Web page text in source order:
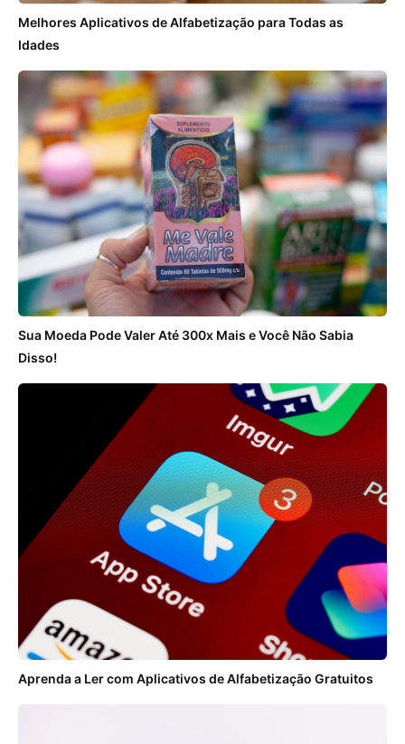
Melhores Aplicativos de Alfabetização para Todas as
Idades
Sua Moeda Pode Valer Até 300x Mais e Você Não Sabia
Disso!
Aprenda a Ler com Aplicativos de Alfabetização Gratuitos